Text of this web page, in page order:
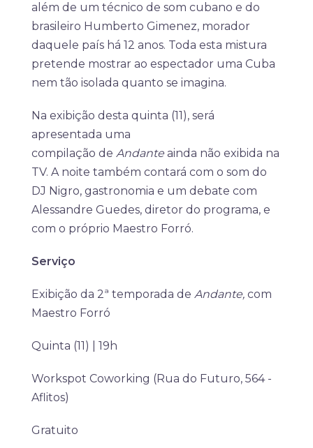
além de um técnico de som cubano e do
brasileiro Humberto Gimenez, morador
daquele país há 12 anos. Toda esta mistura
pretende mostrar ao espectador uma Cuba
nem tão isolada quanto se imagina.
Na exibição desta quinta (11), será
apresentada uma
compilação de Andante ainda não exibida na
TV. A noite também contará com o som do
DJ Nigro, gastronomia e um debate com
Alessandre Guedes, diretor do programa, e
com o próprio Maestro Forró.
Serviço
Exibição da 2ª temporada de Andante, com
Maestro Forró
Quinta (11) | 19h
Workspot Coworking (Rua do Futuro, 564 -
Aflitos)
Gratuito